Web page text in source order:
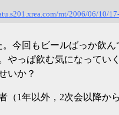
mt/2006/06/10/
今回もビールばっか飲
やっぱ飲む気になってい
いか？
（1年以外，2次会以降か